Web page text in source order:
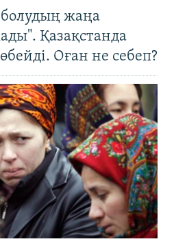
болудың жаңа
Қазақстанда
Оған не себеп?